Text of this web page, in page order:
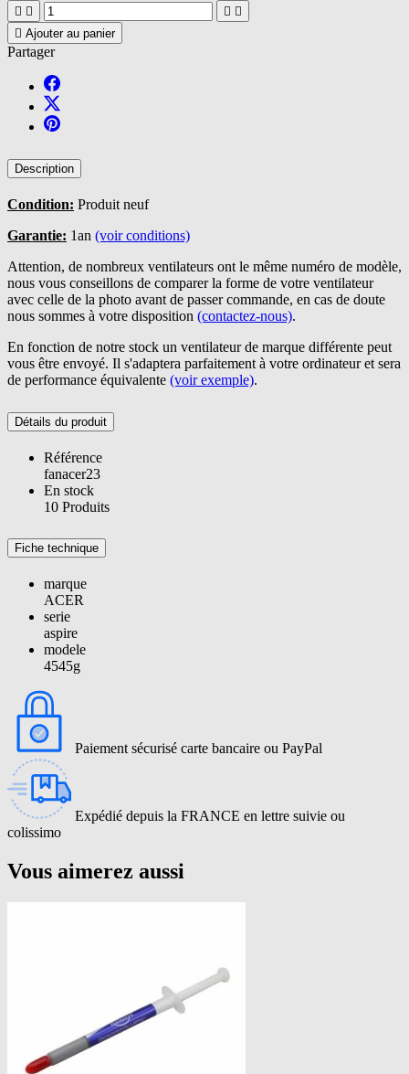
   
 Ajouter au panier
Partager
Description
Condition: Produit neuf
Garantie: 1an (voir conditions)
Attention, de nombreux ventilateurs ont le même numéro de modèle,
nous vous conseillons de comparer la forme de votre ventilateur
avec celle de la photo avant de passer commande, en cas de doute
nous sommes à votre disposition (contactez-nous).
En fonction de notre stock un ventilateur de marque différente peut
vous être envoyé. Il s'adaptera parfaitement à votre ordinateur et sera
de performance équivalente (voir exemple).
Détails du produit
Référence
fanacer23
En stock
10 Produits
Fiche technique
marque
ACER
serie
aspire
modele
4545g
Paiement sécurisé carte bancaire ou PayPal
Expédié depuis la FRANCE en lettre suivie ou
colissimo
Vous aimerez aussi